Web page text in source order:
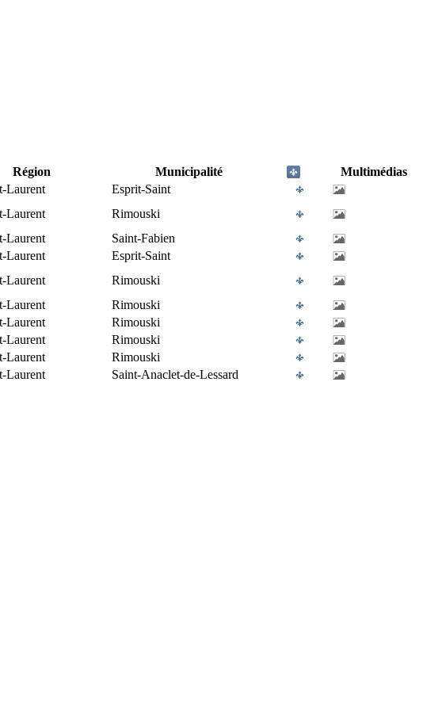
Région Municipalité
Multimédias
Laurent
Esprit-Saint
Laurent
Rimouski
Laurent
Saint-Fabien
Laurent
Esprit-Saint
Laurent
Rimouski
Laurent
Rimouski
Laurent
Rimouski
Laurent
Rimouski
Laurent
Rimouski
Laurent Saint-Anaclet-de-Lessard